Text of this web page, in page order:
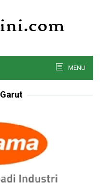
MENU
Garut